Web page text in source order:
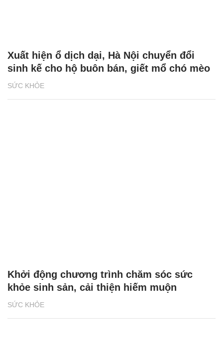
SỨC KHỎE
Xuất hiện ổ dịch dại, Hà Nội chuyển đổi
sinh kế cho hộ buôn bán, giết mổ chó mèo
SỨC KHỎE
Khởi động chương trình chăm sóc sức
khỏe sinh sản, cải thiện hiếm muộn